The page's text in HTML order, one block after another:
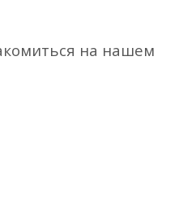
на нашем